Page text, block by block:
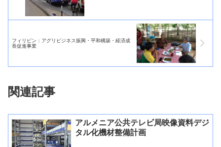
フィリピン：アグリビジネス振興・平和構築・経済成
長促進事業
関連記事
アルメニア公共テレビ局映像資料デジ
タル化機材整備計画